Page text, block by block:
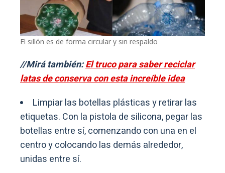
El sillón es de forma circular y sin respaldo
//Mirá también:El truco para saber reciclar
latas de conserva con esta increíble idea
Limpiar las botellas plásticas y retirar las
etiquetas. Con la pistola de silicona, pegar las
botellas entre sí, comenzando con una en el
centro y colocando las demás alrededor,
unidas entre sí.